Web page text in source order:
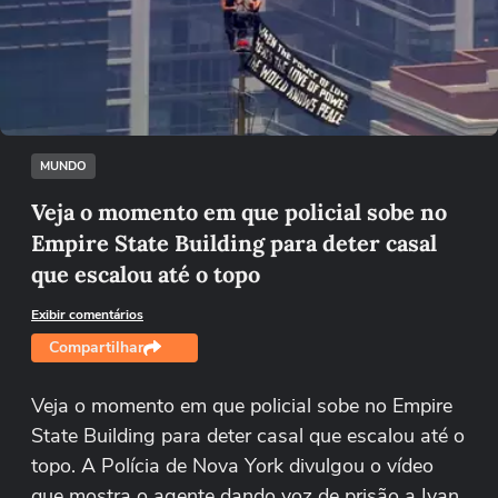
Não foi possível reproduzir o vídeo
Tentar novamente
MUNDO
Veja o momento em que policial sobe no
Empire State Building para deter casal
que escalou até o topo
Exibir comentários
Compartilhar
Veja o momento em que policial sobe no Empire
State Building para deter casal que escalou até o
topo. A Polícia de Nova York divulgou o vídeo